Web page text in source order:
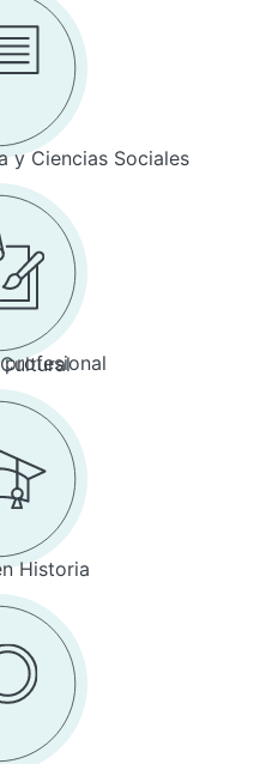
y Ciencias Sociales
profesional
Historia